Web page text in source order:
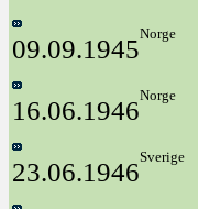
09.09.1945
Norge
16.06.1946
Norge
23.06.1946
Sverige